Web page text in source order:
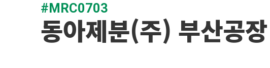
#MRC0703
동아제분(주) 부산공장